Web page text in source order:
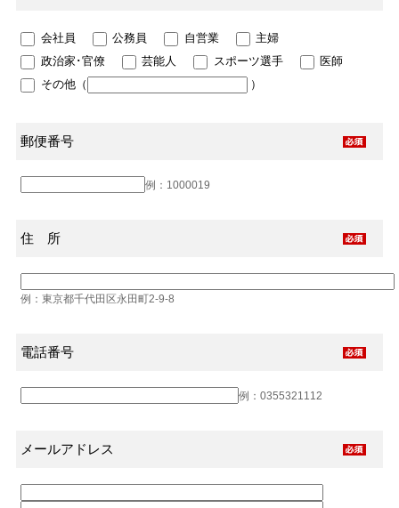
会社員 公務員 自営業
主婦
政治家･官僚
芸能人 スポーツ選手
医師
その他（
）
郵便番号
例：1000019
住 所
例：東京都千代田区永田町2-9-8
電話番号
例：0355321112
メールアドレス